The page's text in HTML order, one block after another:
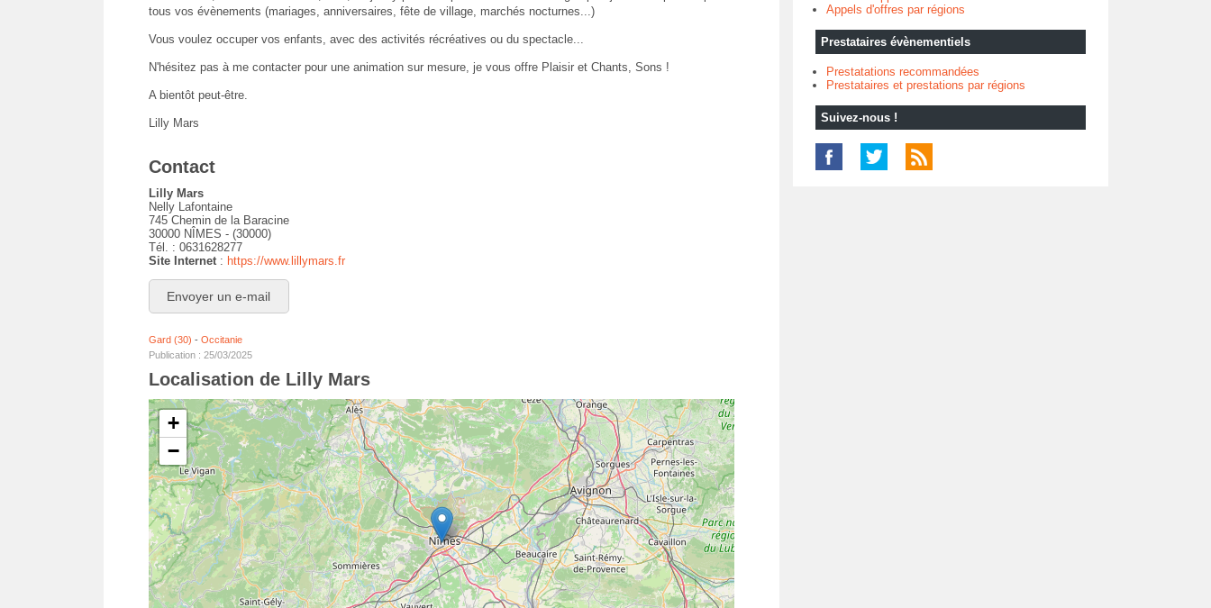
tous vos évènements (mariages, anniversaires, fête de village, marchés nocturnes...)
Vous voulez occuper vos enfants, avec des activités récréatives ou du spectacle...
N'hésitez pas à me contacter pour une animation sur mesure, je vous offre Plaisir et Chants, Sons !
A bientôt peut-être.
Lilly Mars
Contact
Lilly Mars
Nelly Lafontaine
745 Chemin de la Baracine
30000 NÎMES - (30000)
Tél. : 0631628277
Site Internet: https://www.lillymars.fr
Envoyer un e-mail
Gard (30) - Occitanie
Publication : 25/03/2025
Localisation de Lilly Mars
+
−
Appels d'offres par régions
Prestataires évènementiels
Prestatations recommandées
Prestataires et prestations par régions
Suivez-nous !